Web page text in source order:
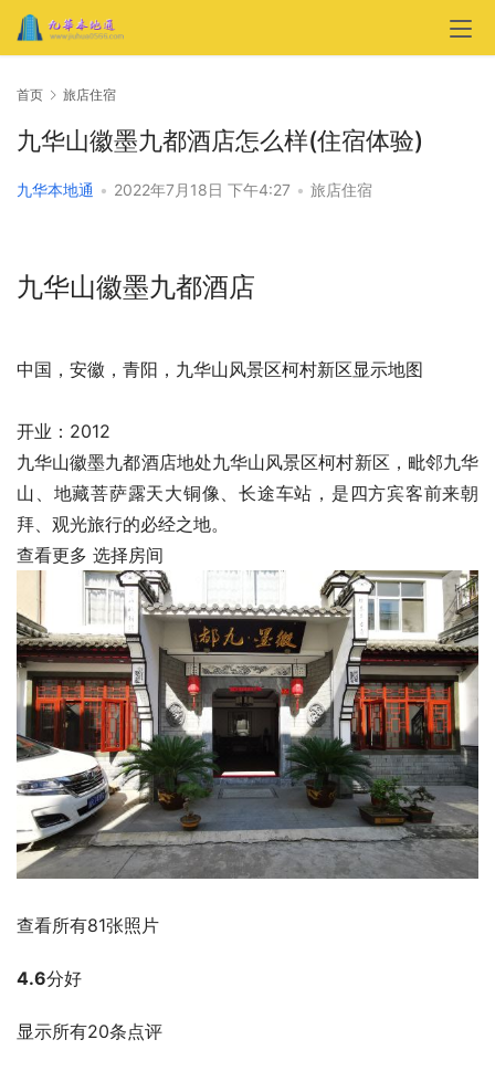
首页 旅店住宿
九华山徽墨九都酒店怎么样(住宿体验)
九华本地通 • 2022年7月18日 下午4:27 • 旅店住宿
九华山徽墨九都酒店
中国，安徽，青阳，九华山风景区柯村新区显示地图
开业：2012
九华山徽墨九都酒店地处九华山风景区柯村新区，毗邻九华
山、地藏菩萨露天大铜像、长途车站，是四方宾客前来朝
拜、观光旅行的必经之地。
查看更多 选择房间
查看所有81张照片
4.6分好
显示所有20条点评